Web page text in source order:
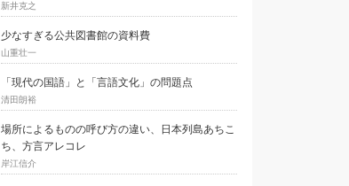
新井克之
少なすぎる公共図書館の資料費
山重壮一
「現代の国語」と「言語文化」の問題点
清田朗裕
場所によるものの呼び方の違い、日本列島あちこ
ち、方言アレコレ
岸江信介